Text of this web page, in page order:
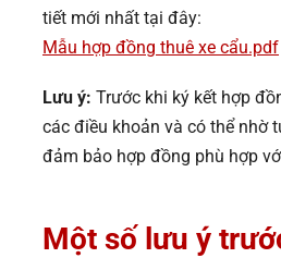
tiết mới nhất tại đây:
Mẫu hợp đồng thuê xe cẩu.pdf
Lưu ý: Trước khi ký kết hợp
các điều khoản và có thể nhờ
đảm bảo hợp đồng phù hợp
Một số lưu ý